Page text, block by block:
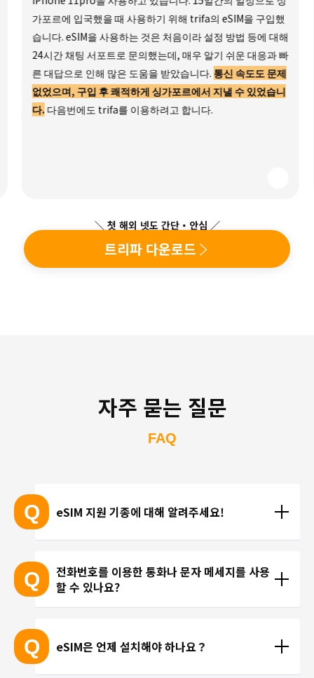
가포르에 입국했을 때 사용하기 위해 trifa의 eSIM을 구입했
습니다. eSIM을 사용하는 것은 처음이라 설정 방법 등에 대해
24시간 채팅 서포트로 문의했는데, 매우 알기 쉬운 대응과 빠
른 대답으로 인해 많은 도움을 받았습니다. 통신 속도도 문제
없었으며, 구입 후 쾌적하게 싱가포르에서 지낼 수 있었습니
다. 다음번에도 trifa를 이용하려고 합니다.
＼ 첫 해외 넷도 간단・안심 ／
트리파 다운로드
자주 묻는 질문
FAQ
Q eSIM 지원 기종에 대해 알려주세요!
※ eSIM 지원 기기가 계속 출시되고 있기 때문에 최신
기기는 목록에 포함되지 않을 수 있습니다.
※ 고객님의 기기가 eSIM을 지원하는지 여부에 대해
서는 개별 문의를 통해 확인해 드리지 않습니다.
Q
전화번호를 이용한 통화나 문자 메세지를 사용
할 수 있나요?
고 있지 않습니다. 카카오톡, 인스타그램 등 인터넷 회
선을 이용한 통화를 이용해 주시기 바랍니다.
Q eSIM은 언제 설치해야 하나요？